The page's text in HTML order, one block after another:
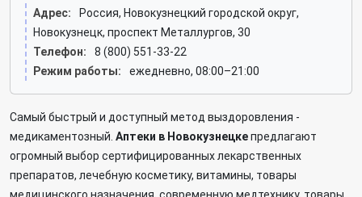
Адрес:
Россия, Новокузнецкий городской округ,
Новокузнецк, проспект Металлургов, 30
Телефон:
8 (800) 551-33-22
Режим работы:
ежедневно, 08:00–21:00
Самый быстрый и доступный метод выздоровления -
медикаментозный. Аптеки в Новокузнецкепредлагают
огромный выбор сертифицированных лекарственных
препаратов, лечебную косметику, витамины, товары